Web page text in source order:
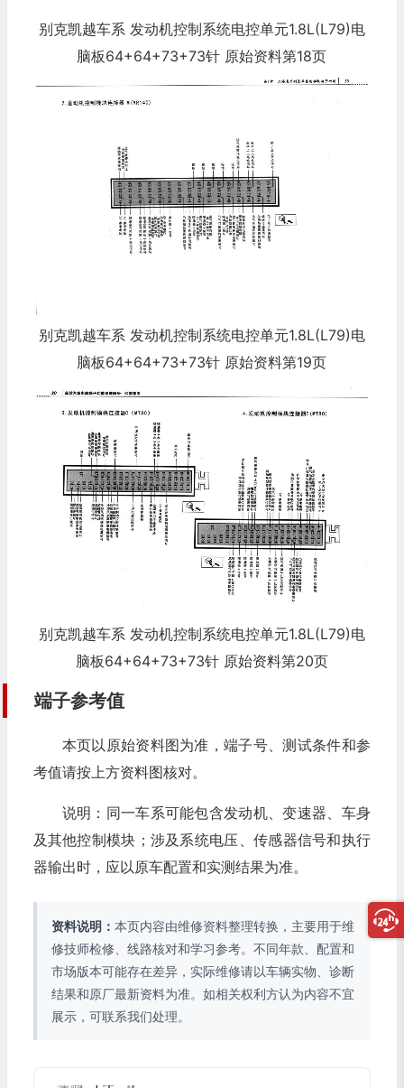
别克凯越车系 发动机控制系统电控单元1.8L(L79)电
脑板64+64+73+73针 原始资料第18页
别克凯越车系 发动机控制系统电控单元1.8L(L79)电
脑板64+64+73+73针 原始资料第19页
别克凯越车系 发动机控制系统电控单元1.8L(L79)电
脑板64+64+73+73针 原始资料第20页
端子参考值
本页以原始资料图为准，端子号、测试条件和参
考值请按上方资料图核对。
说明：同一车系可能包含发动机、变速器、车身
及其他控制模块；涉及系统电压、传感器信号和执行
器输出时，应以原车配置和实测结果为准。
资料说明： 本页内容由维修资料整理转换，主要用于维
修技师检修、线路核对和学习参考。不同年款、配置和
市场版本可能存在差异，实际维修请以车辆实物、诊断
结果和原厂最新资料为准。如相关权利方认为内容不宜
展示，可联系我们处理。